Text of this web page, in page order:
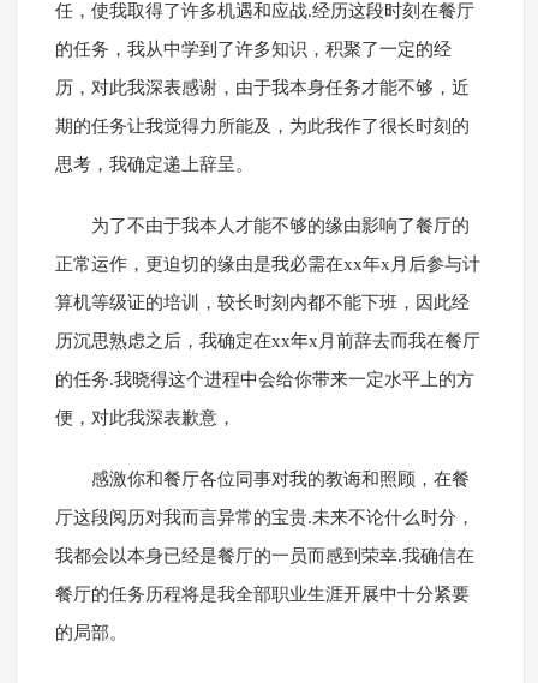
任，使我取得了许多机遇和应战.经历这段时刻在餐厅
的任务，我从中学到了许多知识，积聚了一定的经
历，对此我深表感谢，由于我本身任务才能不够，近
期的任务让我觉得力所能及，为此我作了很长时刻的
思考，我确定递上辞呈。
为了不由于我本人才能不够的缘由影响了餐厅的
正常运作，更迫切的缘由是我必需在xx年x月后参与计
算机等级证的培训，较长时刻内都不能下班，因此经
历沉思熟虑之后，我确定在xx年x月前辞去而我在餐厅
的任务.我晓得这个进程中会给你带来一定水平上的方
便，对此我深表歉意，
感激你和餐厅各位同事对我的教诲和照顾，在餐
厅这段阅历对我而言异常的宝贵.未来不论什么时分，
我都会以本身已经是餐厅的一员而感到荣幸.我确信在
餐厅的任务历程将是我全部职业生涯开展中十分紧要
的局部。